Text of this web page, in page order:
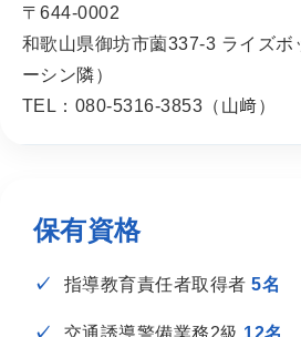
〒644-0002
和歌山県御坊市薗337-3 ライズボ
ーシン隣）
TEL：080-5316-3853（山﨑）
保有資格
指導教育責任者取得者5名
交通誘導警備業務2級 12名